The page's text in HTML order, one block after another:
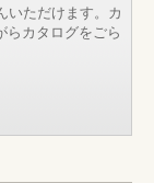
いただけます。カ
らカタログをごら